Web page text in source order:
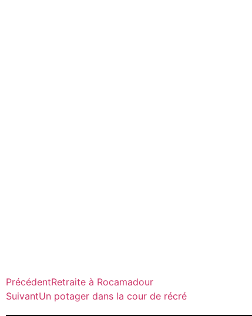
PrécédentRetraite à Rocamadour
SuivantUn potager dans la cour de récré